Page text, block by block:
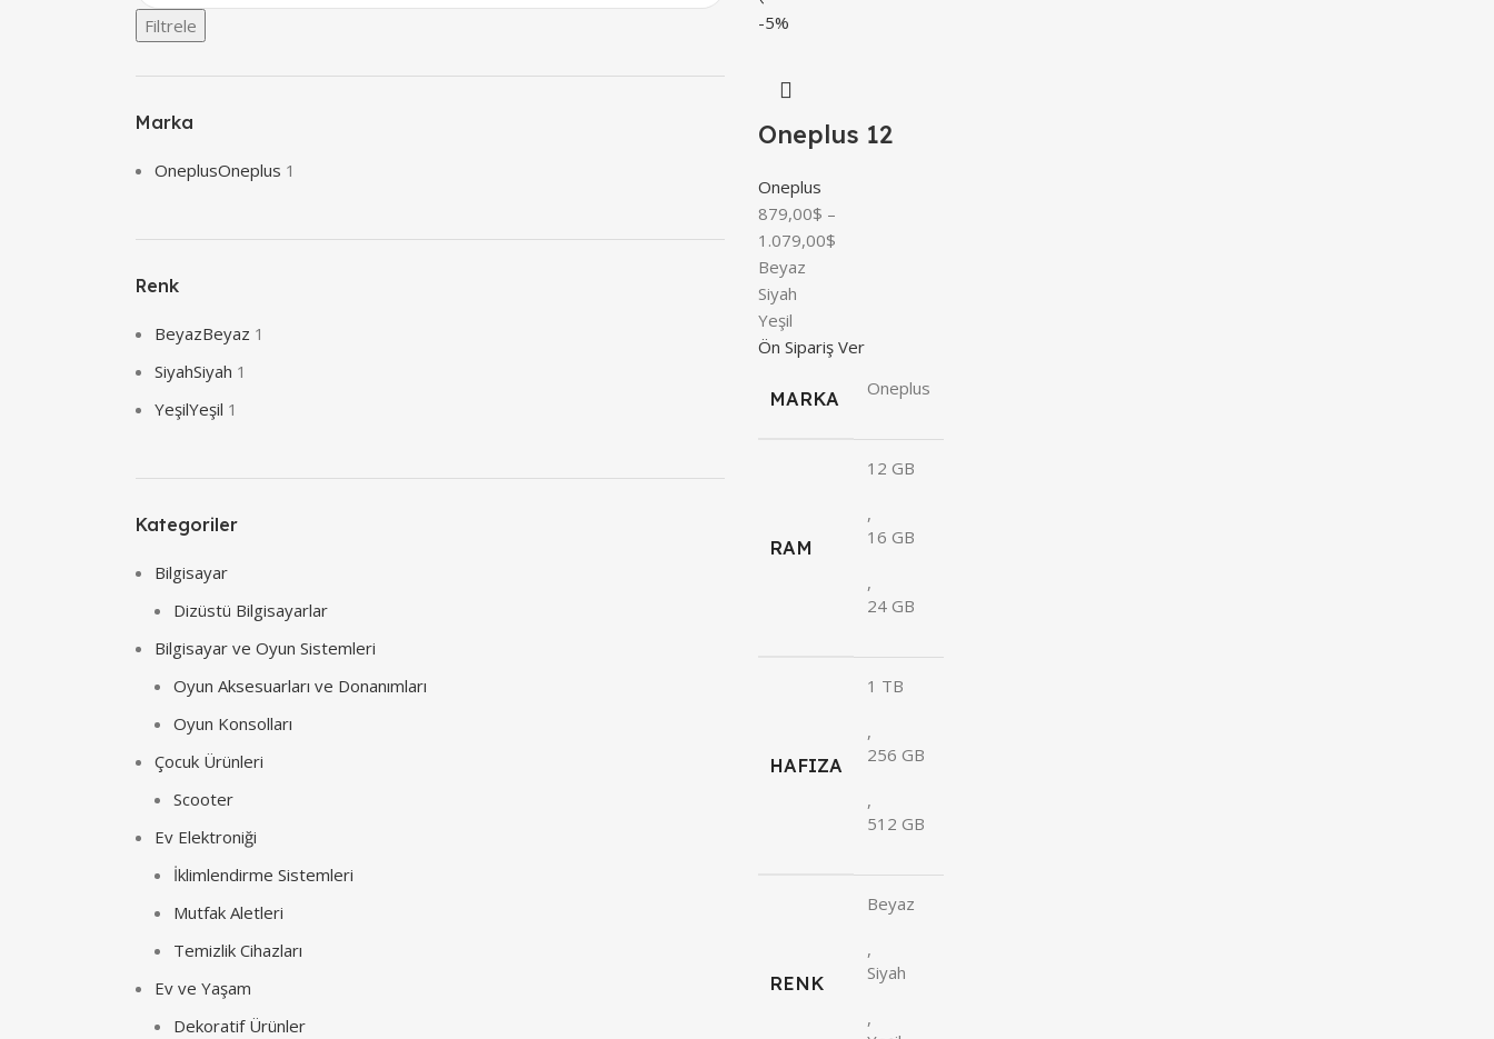
Filtrele
Marka
OneplusOneplus 1
Renk
BeyazBeyaz 1
SiyahSiyah 1
YeşilYeşil 1
Kategoriler
Bilgisayar
Dizüstü Bilgisayarlar
Bilgisayar ve Oyun Sistemleri
Oyun Aksesuarları ve Donanımları
Oyun Konsolları
Çocuk Ürünleri
Scooter
Ev Elektroniği
İklimlendirme Sistemleri
Mutfak Aletleri
Temizlik Cihazları
Ev ve Yaşam
Dekoratif Ürünler
-5%
Oneplus 12
Oneplus
879,00$ –
1.079,00$
Beyaz
Siyah
Yeşil
Ön Sipariş Ver
MARKA Oneplus
RAM
12 GB
,
16 GB
,
24 GB
HAFIZA
1 TB
,
256 GB
,
512 GB
RENK
Beyaz
,
Siyah
,